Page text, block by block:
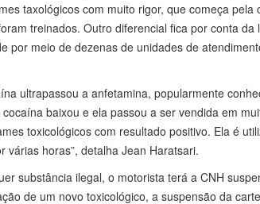
taxológicos com muito rigor, que começa pela
treinados. Outro diferencial fica por conta
por meio de dezenas de unidades de
ultrapassou a anfetamina, popularmente
baixou e ela passou a ser vendida em
toxicológicos com resultado positivo. Ela é
horas”, detalha Jean Haratsari.
substância ilegal, o motorista terá a CNH
de um novo toxicológico, a suspensão da